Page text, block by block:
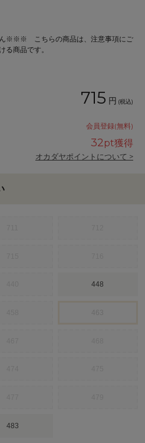
※※※ こちらの商品は、注意事項にご
る商品です。
715 円 (税込)
会員登録(無料)
32pt獲得
オカダヤポイントについて >
448
483